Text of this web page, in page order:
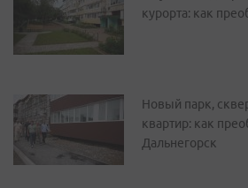
курорта: как
Новый парк,
квартир: как
Дальнегорск